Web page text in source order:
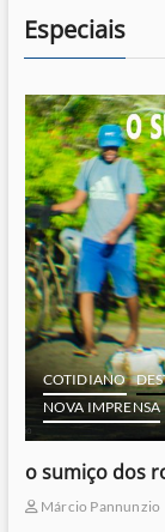
Especiais
COTIDIANO
NOVA IMPRENSA
o sumiço dos
Márcio Pannunzio